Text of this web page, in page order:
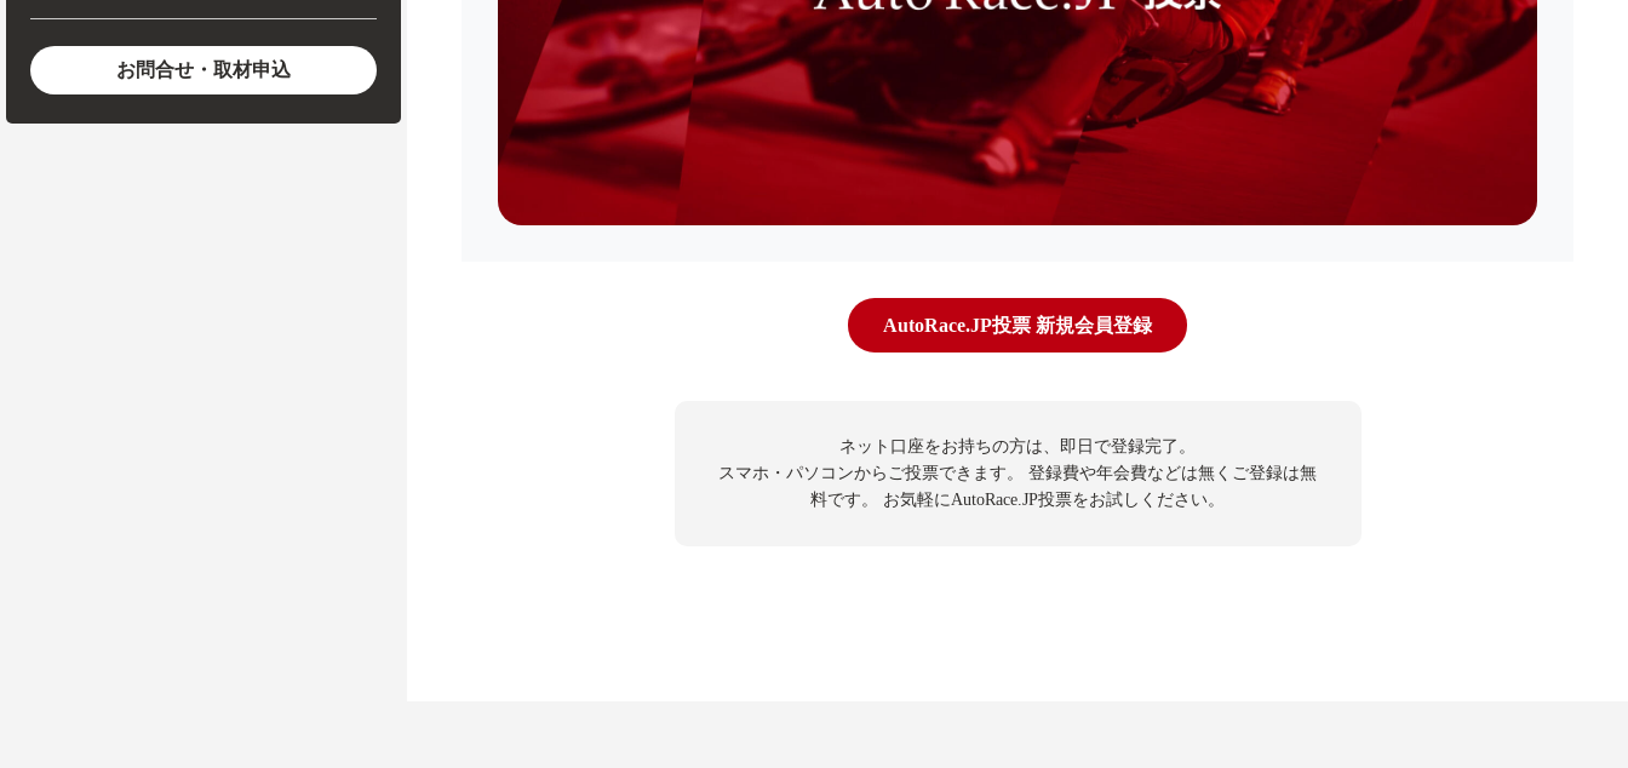
お問合せ・取材申込
AutoRace.JP投票 新規会員登録
ネット口座をお持ちの方は、即日で登録完了。
スマホ・パソコンからご投票できます。
登録費や年会費などは無くご登録は無
料です。
お気軽にAutoRace.JP投票をお試しください。